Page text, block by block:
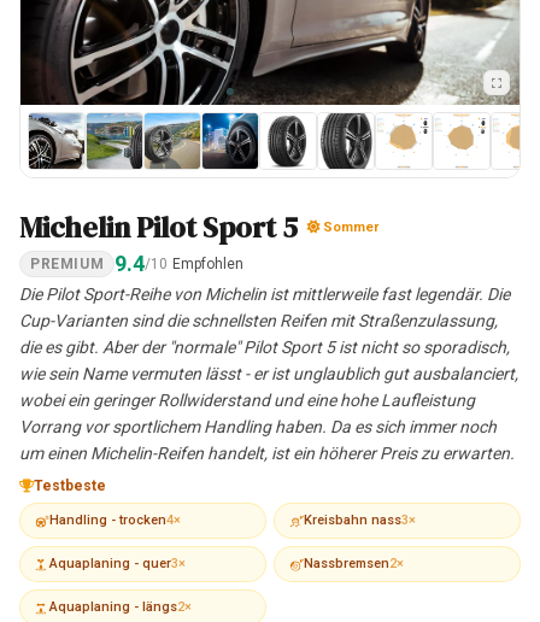
Michelin Pilot Sport 5 Sommer
PREMIUM 9.4/10 Empfohlen
Die Pilot Sport-Reihe von Michelin ist mittlerweile fast legendär. Die
Cup-Varianten sind die schnellsten Reifen mit Straßenzulassung,
die es gibt. Aber der "normale" Pilot Sport 5 ist nicht so sporadisch,
wie sein Name vermuten lässt - er ist unglaublich gut ausbalanciert,
wobei ein geringer Rollwiderstand und eine hohe Laufleistung
Vorrang vor sportlichem Handling haben. Da es sich immer noch
um einen Michelin-Reifen handelt, ist ein höherer Preis zu erwarten.
Testbeste
Handling - trocken4× Kreisbahn nass3×
Aquaplaning - quer3× Nassbremsen2×
Aquaplaning - längs2×